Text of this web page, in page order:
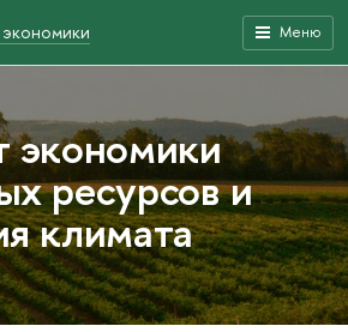
Меню
экономики
ресурсов и
климата